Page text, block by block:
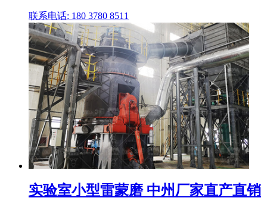
联系电话: 180 3780 8511
实验室小型雷蒙磨 中州厂家直产直销